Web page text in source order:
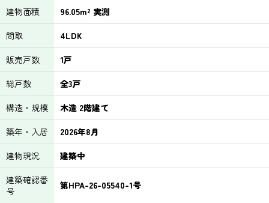
建物面積
96.05m² 実測
間取
4LDK
販売戸数
1戸
総戸数
全3戸
構造・規模
木造 2階建て
築年・入居
2026年8月
建物現況
建築中
建築確認番
号
第HPA-26-05540-1号